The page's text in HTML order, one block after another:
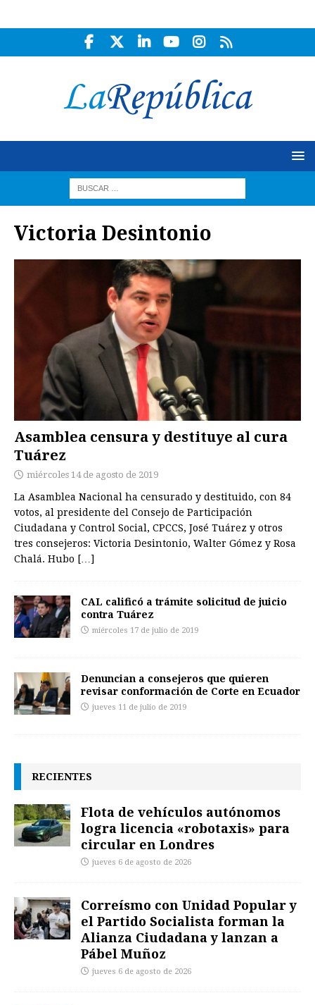
Victoria Desintonio
Asamblea censura y destituye al cura
Tuárez
miércoles 14 de agosto de 2019
La Asamblea Nacional ha censurado y destituido, con 84
votos, al presidente del Consejo de Participación
Ciudadana y Control Social, CPCCS, José Tuárez y otros
tres consejeros: Victoria Desintonio, Walter Gómez y Rosa
Chalá. Hubo […]
CAL calificó a trámite solicitud de juicio
contra Tuárez
miércoles 17 de julio de 2019
Denuncian a consejeros que quieren
revisar conformación de Corte en Ecuador
jueves 11 de julio de 2019
RECIENTES
Flota de vehículos autónomos
logra licencia «robotaxis» para
circular en Londres
jueves 6 de agosto de 2026
Correísmo con Unidad Popular y
el Partido Socialista forman la
Alianza Ciudadana y lanzan a
Pábel Muñoz
jueves 6 de agosto de 2026